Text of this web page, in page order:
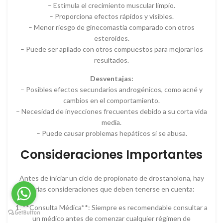
– Estimula el crecimiento muscular limpio.
– Proporciona efectos rápidos y visibles.
– Menor riesgo de ginecomastia comparado con otros
esteroides.
– Puede ser apilado con otros compuestos para mejorar los
resultados.
Desventajas:
– Posibles efectos secundarios androgénicos, como acné y
cambios en el comportamiento.
– Necesidad de inyecciones frecuentes debido a su corta vida
media.
– Puede causar problemas hepáticos si se abusa.
Consideraciones Importantes
Antes de iniciar un ciclo de propionato de drostanolona, hay
varias consideraciones que deben tenerse en cuenta:
1. **Consulta Médica**: Siempre es recomendable consultar a
un médico antes de comenzar cualquier régimen de